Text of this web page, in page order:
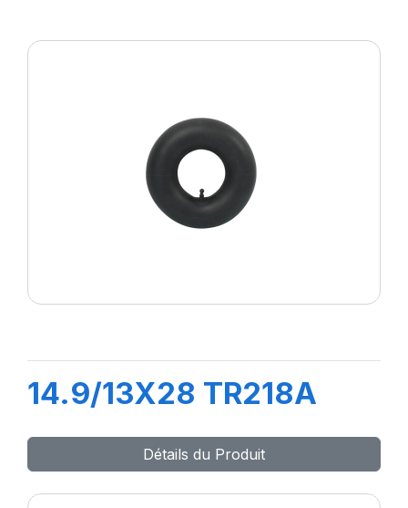
14.9/13X28 TR218A
Détails du Produit